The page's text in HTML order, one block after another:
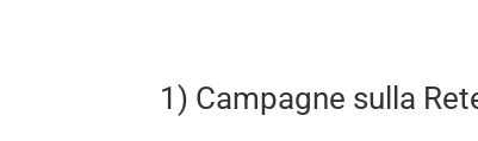
1) Campagne sulla